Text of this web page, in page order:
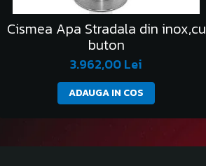
Cismea Apa Stradala din inox,cu
buton
3.962,00 Lei
ADAUGA IN COS